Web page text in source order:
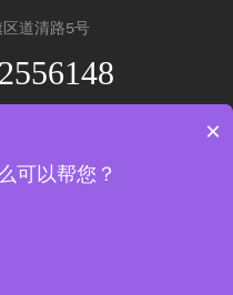
道清路5号
×
可以帮您？